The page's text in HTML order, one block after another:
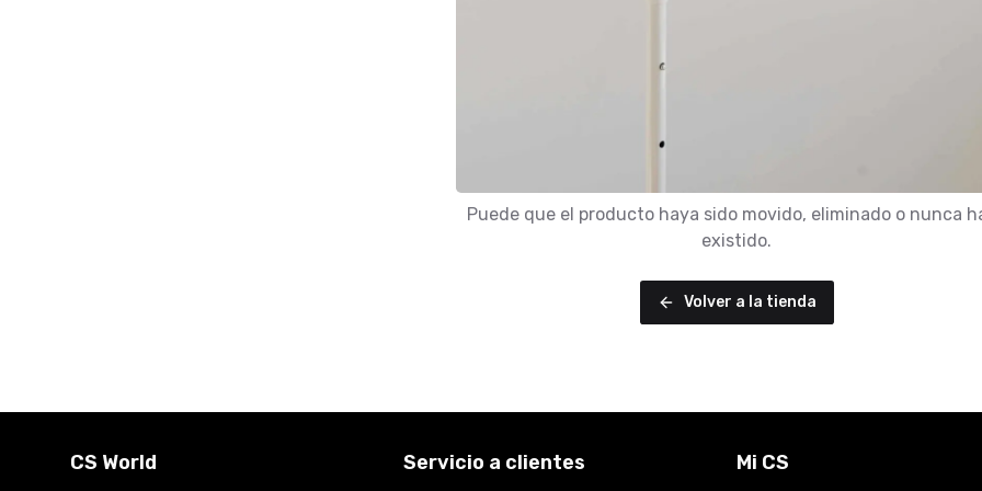
Puede que el producto haya sido movido, eliminado o nunca
existido.
Volver a la tienda
CS World Servicio a clientes Mi CS